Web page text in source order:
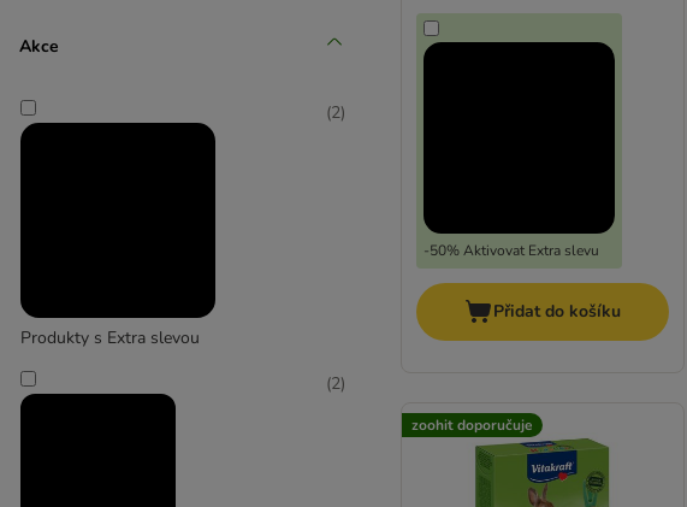
Akce
Produkty s Extra slevou
(2)
(2)
-50% Aktivovat Extra slevu
Přidat do košíku
zoohit doporučuje